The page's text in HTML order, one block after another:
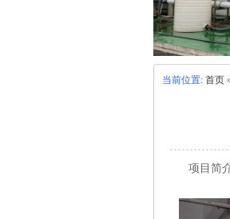
当前位置: 首页
项目简介